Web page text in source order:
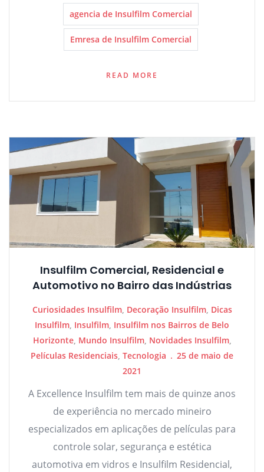
agencia de Insulfilm Comercial
Emresa de Insulfilm Comercial
READ MORE
Insulfilm Comercial, Residencial e
Automotivo no Bairro das Indústrias
Curiosidades Insulfilm, Decoração Insulfilm, Dicas
Insulfilm, Insulfilm, Insulfilm nos Bairros de Belo
Horizonte, Mundo Insulfilm, Novidades Insulfilm,
Películas Residenciais, Tecnologia
25 de maio de
2021
A Excellence Insulfilm tem mais de quinze anos
de experiência no mercado mineiro
especializados em aplicações de películas para
controle solar, segurança e estética
automotiva em vidros e Insulfilm Residencial,